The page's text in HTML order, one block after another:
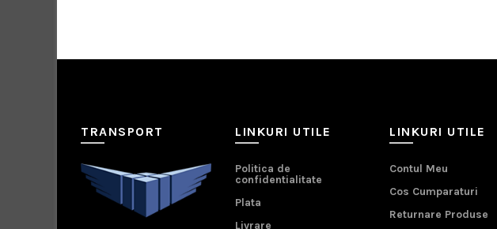
TRANSPORT LINKURI UTILE
Politica de
confidentialitate
Plata
Livrare
LINKURI UTILE
Contul Meu
Cos Cumparaturi
Returnare Produse